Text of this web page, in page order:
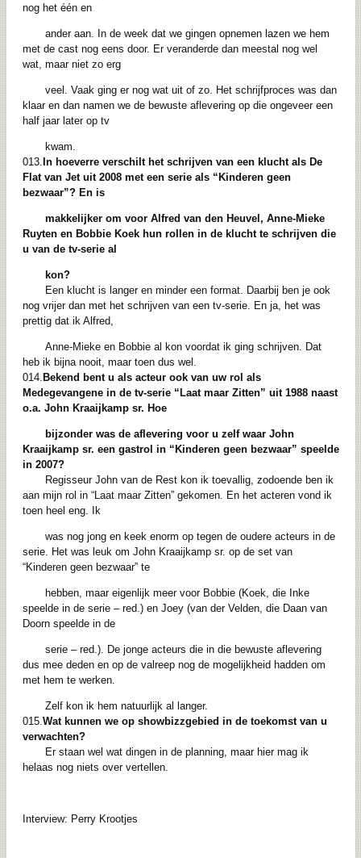
nog het één en
ander aan. In de week dat we gingen opnemen lazen we hem
met de cast nog eens door. Er veranderde dan meestal nog wel
wat, maar niet zo erg
veel. Vaak ging er nog wat uit of zo. Het schrijfproces was dan
klaar en dan namen we de bewuste aflevering op die ongeveer een
half jaar later op tv
kwam.
013. In hoeverre verschilt het schrijven van een klucht als De
Flat van Jet uit 2008 met een serie als “Kinderen geen
bezwaar”? En is
makkelijker om voor Alfred van den Heuvel, Anne-Mieke
Ruyten en Bobbie Koek hun rollen in de klucht te schrijven die
u van de tv-serie al
kon?
Een klucht is langer en minder een format. Daarbij ben je ook
nog vrijer dan met het schrijven van een tv-serie. En ja, het was
prettig dat ik Alfred,
Anne-Mieke en Bobbie al kon voordat ik ging schrijven. Dat
heb ik bijna nooit, maar toen dus wel.
014. Bekend bent u als acteur ook van uw rol als
Medegevangene in de tv-serie “Laat maar Zitten” uit 1988 naast
o.a. John Kraaijkamp sr. Hoe
bijzonder was de aflevering voor u zelf waar John
Kraaijkamp sr. een gastrol in “Kinderen geen bezwaar” speelde
in 2007?
Regisseur John van de Rest kon ik toevallig, zodoende ben ik
aan mijn rol in “Laat maar Zitten” gekomen. En het acteren vond ik
toen heel eng. Ik
was nog jong en keek enorm op tegen de oudere acteurs in de
serie. Het was leuk om John Kraaijkamp sr. op de set van
“Kinderen geen bezwaar” te
hebben, maar eigenlijk meer voor Bobbie (Koek, die Inke
speelde in de serie – red.) en Joey (van der Velden, die Daan van
Doorn speelde in de
serie – red.). De jonge acteurs die in die bewuste aflevering
dus mee deden en op de valreep nog de mogelijkheid hadden om
met hem te werken.
Zelf kon ik hem natuurlijk al langer.
015. Wat kunnen we op showbizzgebied in de toekomst van u
verwachten?
Er staan wel wat dingen in de planning, maar hier mag ik
helaas nog niets over vertellen.
Interview: Perry Krootjes